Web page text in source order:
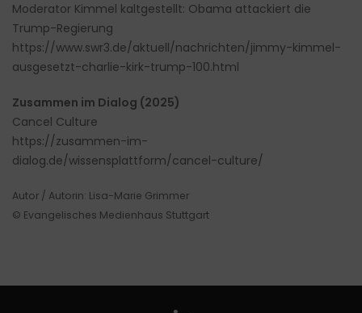
Moderator Kimmel kaltgestellt: Obama attackiert die
Trump-Regierung
https://www.swr3.de/aktuell/nachrichten/jimmy-kimmel-
ausgesetzt-charlie-kirk-trump-100.html
Zusammen im Dialog (2025)
Cancel Culture
https://zusammen-im-
dialog.de/wissensplattform/cancel-culture/
Autor / Autorin: Lisa-Marie Grimmer
© Evangelisches Medienhaus Stuttgart